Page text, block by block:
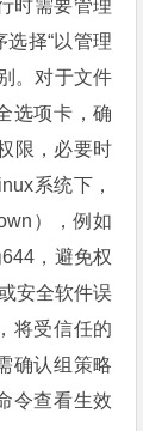
时需要管理
择“以管理
。对于文件
选项卡，确
限，必要时
系统下，
），例如
，避免权
安全软件误
将受信任的
确认组策略
令查看生效